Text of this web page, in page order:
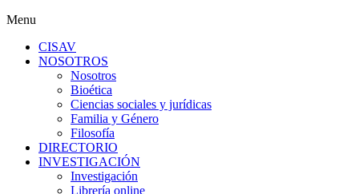
Menu
CISAV
NOSOTROS
Nosotros
Bioética
Ciencias sociales y jurídicas
Familia y Género
Filosofía
DIRECTORIO
INVESTIGACIÓN
Investigación
Librería online